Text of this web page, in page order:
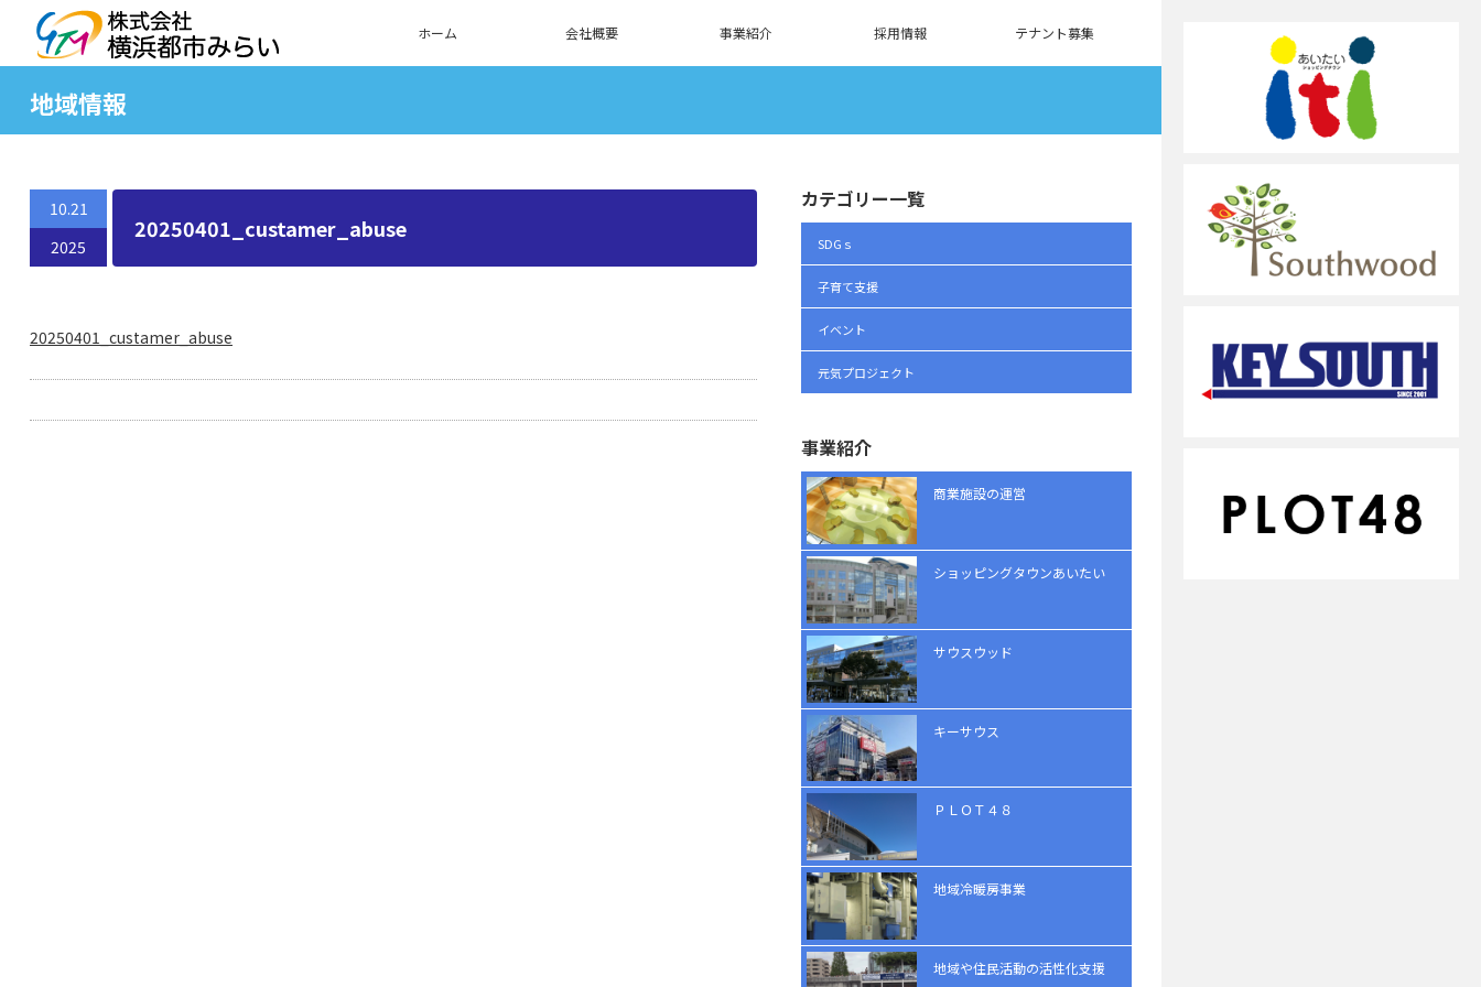
ホーム 会社概要 事業紹介 採用情報 テナント募集
地域情報
10.21
2025
20250401_custamer_abuse
20250401_custamer_abuse
カテゴリー一覧
SDGｓ
子育て支援
イベント
元気プロジェクト
事業紹介
商業施設の運営
ショッピングタウンあいたい
サウスウッド
キーサウス
ＰＬＯＴ４８
地域冷暖房事業
地域や住民活動の活性化支援